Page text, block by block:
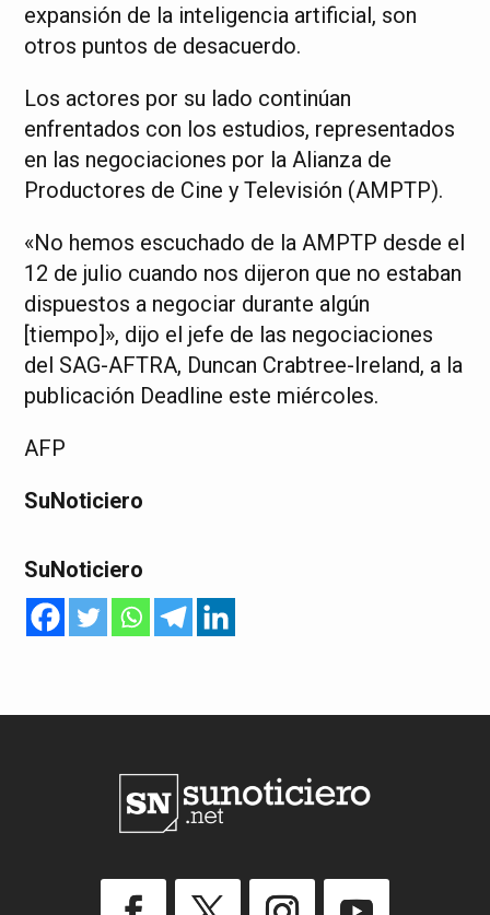
expansión de la inteligencia artificial, son
otros puntos de desacuerdo.
Los actores por su lado continúan
enfrentados con los estudios, representados
en las negociaciones por la Alianza de
Productores de Cine y Televisión (AMPTP).
«No hemos escuchado de la AMPTP desde el
12 de julio cuando nos dijeron que no estaban
dispuestos a negociar durante algún
[tiempo]», dijo el jefe de las negociaciones
del SAG-AFTRA, Duncan Crabtree-Ireland, a la
publicación Deadline este miércoles.
AFP
SuNoticiero
SuNoticiero